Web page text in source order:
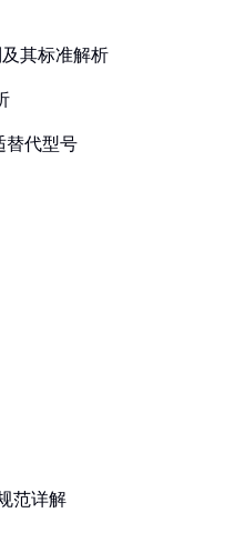
其标准解析
替代型号
范详解